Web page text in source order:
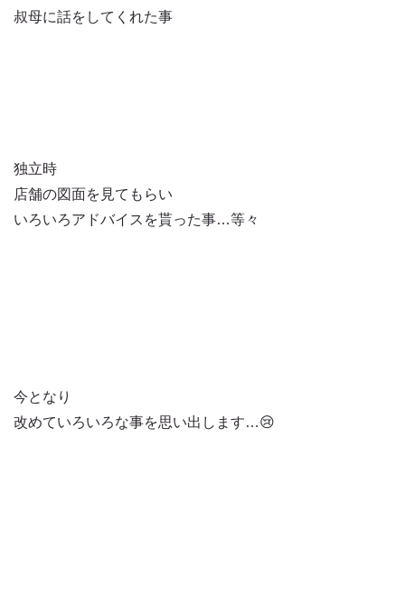
叔母に話をしてくれた事
独立時
店舗の図面を見てもらい
いろいろアドバイスを貰った事…等々
今となり
改めていろいろな事を思い出します…😢